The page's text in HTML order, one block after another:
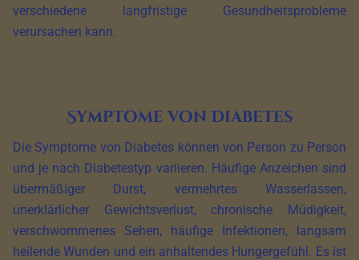
verschiedene langfristige Gesundheitsprobleme
verursachen kann.
Symptome von Diabetes
Die Symptome von Diabetes können von Person zu Person
und je nach Diabetestyp variieren. Häufige Anzeichen sind
übermäßiger Durst, vermehrtes Wasserlassen,
unerklärlicher Gewichtsverlust, chronische Müdigkeit,
verschwommenes Sehen, häufige Infektionen, langsam
heilende Wunden und ein anhaltendes Hungergefühl. Es ist